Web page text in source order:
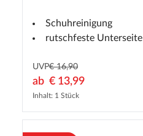
Schuhreinigung
rutschfeste Unterseite
UVP€ 16,90
ab € 13,99
Inhalt: 1 Stück